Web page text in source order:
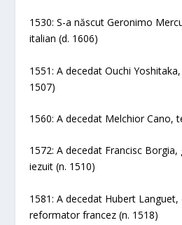
1530: S-a născut Geronimo
italian (d. 1606)
1551: A decedat Ouchi
1507)
1560: A decedat Melchior Cano,
1572: A decedat Francisc
iezuit (n. 1510)
1581: A decedat Hubert
reformator francez (n. 1518)